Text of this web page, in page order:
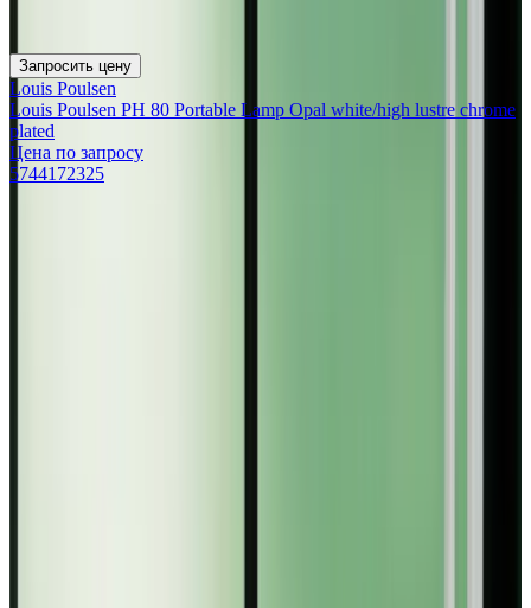
Запросить цену
Louis Poulsen
Louis Poulsen PH 80 Portable Lamp Opal white/high lustre chrome
plated
Цена по запросу
5744172325